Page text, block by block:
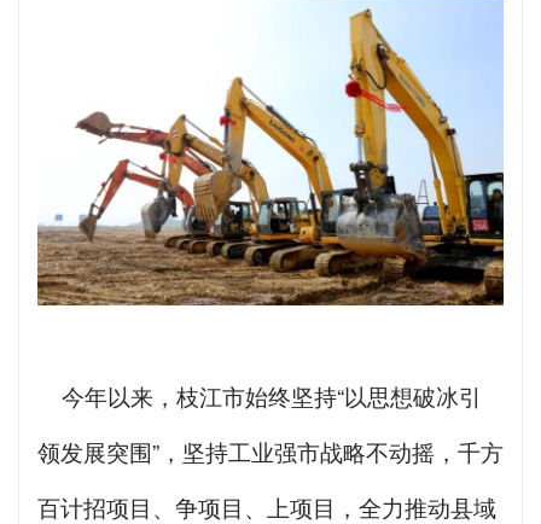
今年以来，枝江市始终坚持“以思想破冰引
领发展突围”，坚持工业强市战略不动摇，千方
百计招项目、争项目、上项目，全力推动县域